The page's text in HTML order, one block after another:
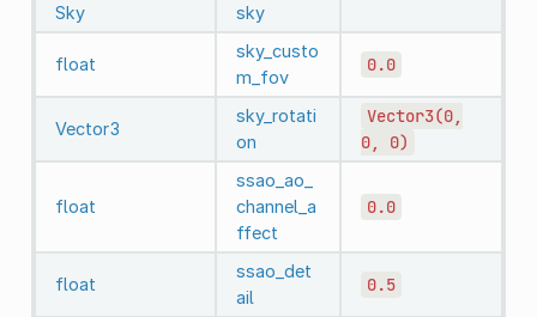
Sky sky
float
sky_custo
m_fov
0.0
Vector3
sky_rotati
on
Vector3(0,
0,
0)
float
ssao_ao_
channel_a
ffect
0.0
float
ssao_det
ail
0.5